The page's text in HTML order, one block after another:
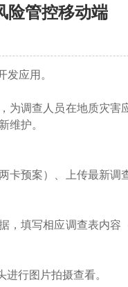
险管控移动端
应用。
调查人员在地质灾害
维护。
预案）、上传最新调
，填写相应调查表内容
行图片拍摄查看。